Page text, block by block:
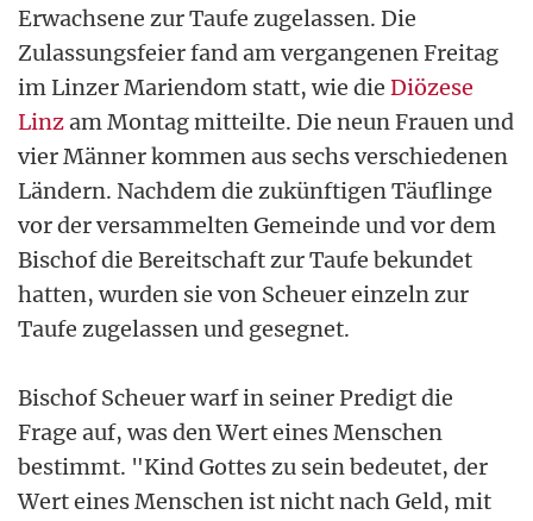
Erwachsene zur Taufe zugelassen. Die
Zulassungsfeier fand am vergangenen Freitag
im Linzer Mariendom statt, wie die Diözese
Linzam Montag mitteilte. Die neun Frauen und
vier Männer kommen aus sechs verschiedenen
Ländern. Nachdem die zukünftigen Täuflinge
vor der versammelten Gemeinde und vor dem
Bischof die Bereitschaft zur Taufe bekundet
hatten, wurden sie von Scheuer einzeln zur
Taufe zugelassen und gesegnet.
Bischof Scheuer warf in seiner Predigt die
Frage auf, was den Wert eines Menschen
bestimmt. "Kind Gottes zu sein bedeutet, der
Wert eines Menschen ist nicht nach Geld, mit